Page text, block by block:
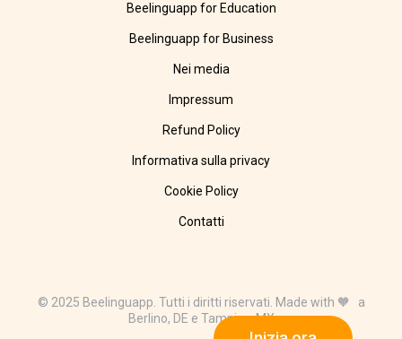
Beelinguapp for Education
Beelinguapp for Business
Nei media
Impressum
Refund Policy
Informativa sulla privacy
Cookie Policy
Contatti
© 2025 Beelinguapp. Tutti i diritti riservati. Made with 🧡 a
Berlino, DE e Tampico, MX